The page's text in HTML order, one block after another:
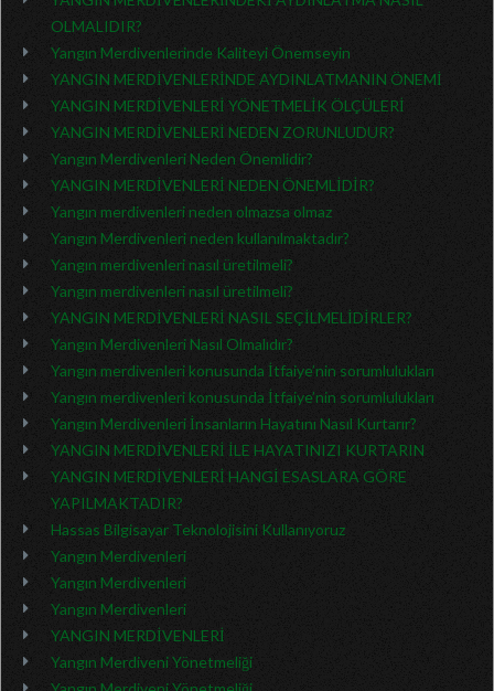
OLMALIDIR?
Yangın Merdivenlerinde Kaliteyi Önemseyin
YANGIN MERDİVENLERİNDE AYDINLATMANIN ÖNEMİ
YANGIN MERDİVENLERİ YÖNETMELİK ÖLÇÜLERİ
YANGIN MERDİVENLERİ NEDEN ZORUNLUDUR?
Yangın Merdivenleri Neden Önemlidir?
YANGIN MERDİVENLERİ NEDEN ÖNEMLİDİR?
Yangın merdivenleri neden olmazsa olmaz
Yangın Merdivenleri neden kullanılmaktadır?
Yangın merdivenleri nasıl üretilmeli?
Yangın merdivenleri nasıl üretilmeli?
YANGIN MERDİVENLERİ NASIL SEÇİLMELİDİRLER?
Yangın Merdivenleri Nasıl Olmalıdır?
Yangın merdivenleri konusunda İtfaiye’nin sorumlulukları
Yangın merdivenleri konusunda İtfaiye’nin sorumlulukları
Yangın Merdivenleri İnsanların Hayatını Nasıl Kurtarır?
YANGIN MERDİVENLERİ İLE HAYATINIZI KURTARIN
YANGIN MERDİVENLERİ HANGİ ESASLARA GÖRE
YAPILMAKTADIR?
Hassas Bilgisayar Teknolojisini Kullanıyoruz
Yangın Merdivenleri
Yangın Merdivenleri
Yangın Merdivenleri
YANGIN MERDİVENLERİ
Yangın Merdiveni Yönetmeliği